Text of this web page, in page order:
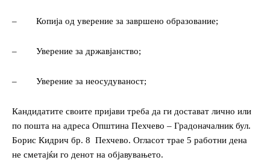
– Копија од уверение за завршено образование;
– Уверение за државјанство;
– Уверение за неосудуваност;
Кандидатите своите пријави треба да ги достават лично или
по пошта на адреса Општина Пехчево – Градоначалник бул.
Борис Кидрич бр. 8 Пехчево. Огласот трае 5 работни дена
не сметајќи го денот на објавувањето.